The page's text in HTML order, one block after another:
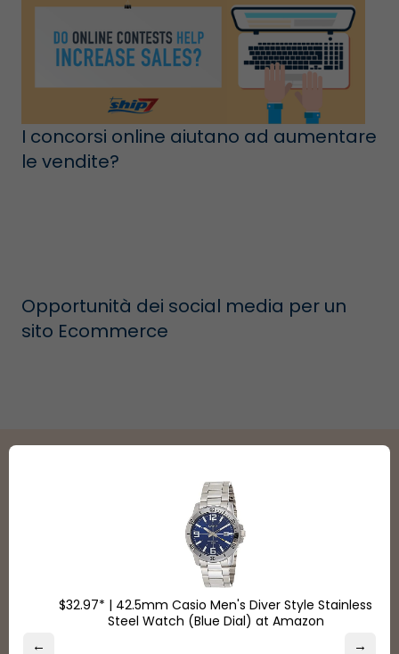
I concorsi online aiutano ad aumentare
le vendite?
Opportunità dei social media per un
sito Ecommerce
Partner di spedizione
Negozi
Tipi di pagamento
← →
$32.97* | 42.5mm Casio Men's Diver Style Stainless
Steel Watch (Blue Dial) at Amazon